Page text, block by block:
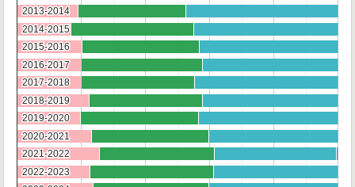
2013-2014
2013-2014
2014-2015
2014-2015
2015-2016
2015-2016
2016-2017
2016-2017
2017-2018
2017-2018
2018-2019
2018-2019
2019-2020
2019-2020
2020-2021
2020-2021
2021-2022
2021-2022
2022-2023
2022-2023